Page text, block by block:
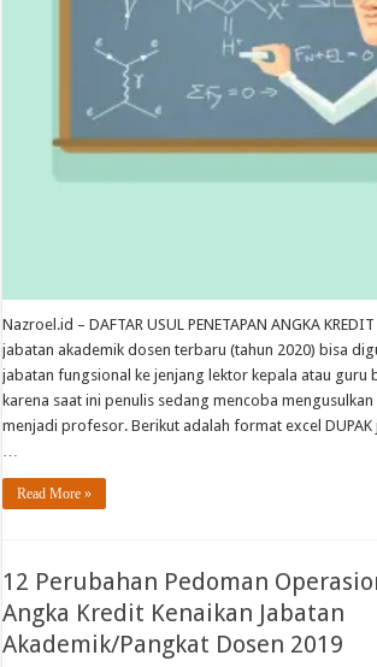
Nazroel.id – DAFTAR USUL PENETAPAN ANGKA
jabatan akademik dosen terbaru (tahun 2020) bisa
jabatan fungsional ke jenjang lektor kepala atau guru
karena saat ini penulis sedang mencoba
menjadi profesor. Berikut adalah format excel
…
Read More »
12 Perubahan Pedoman
Angka Kredit Kenaikan Jabatan
Akademik/Pangkat Dosen 2019